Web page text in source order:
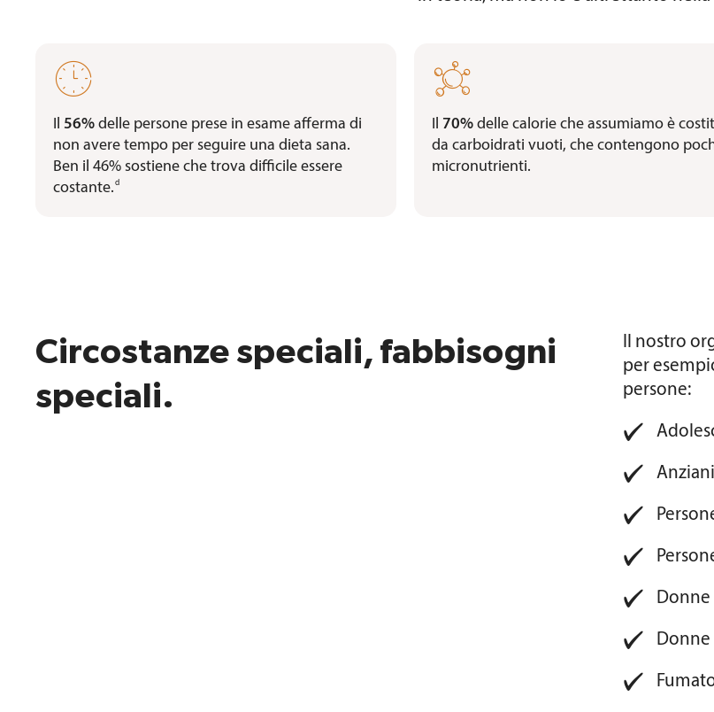

56% delle persone prese in esame afferma di
non avere tempo per seguire una dieta sana.
Ben il 46% sostiene che trova difficile essere
costante. d

70% delle calorie che assumiamo è
da carboidrati vuoti, che contengono
micronutrienti.
Circostanze speciali, fabbisogni
speciali.
Il nostro
per
persone:
Anziani